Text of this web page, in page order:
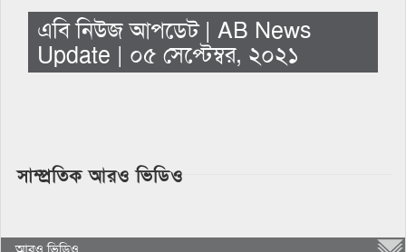
এবি নিউজ আপডেট | AB News
Update | ০৫ সেপ্টেম্বর, ২০২১
সাম্প্রতিক আরও ভিডিও